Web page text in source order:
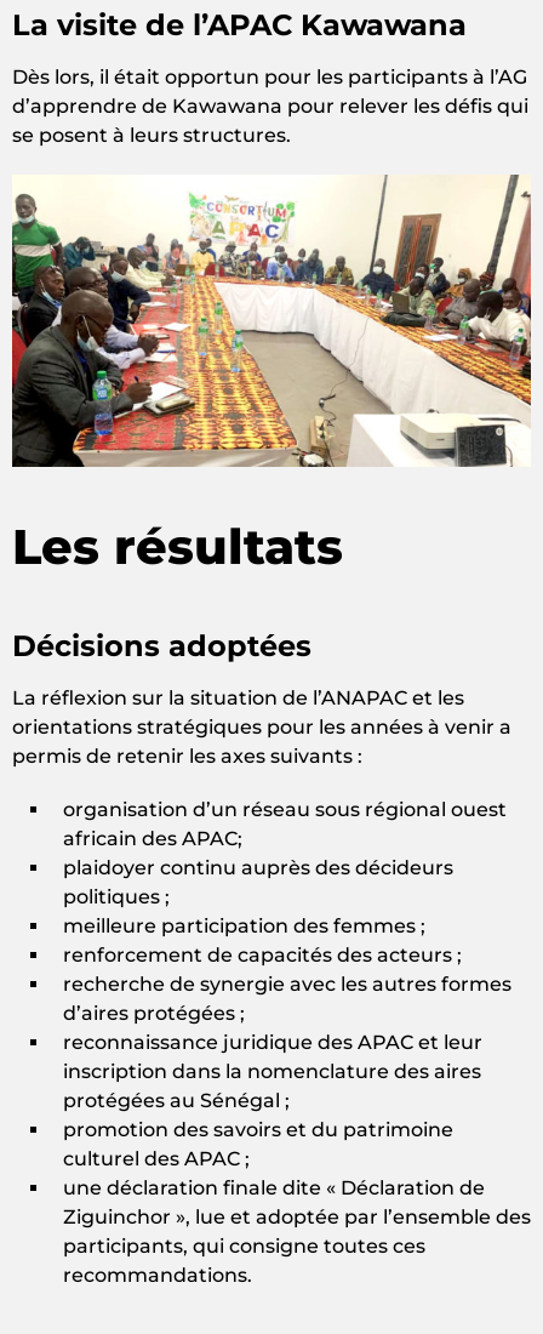
La visite de l’APAC Kawawana
Dès lors, il était opportun pour les participants à l’AG
d’apprendre de Kawawana pour relever les défis qui
se posent à leurs structures.
Les résultats
Décisions adoptées
La réflexion sur la situation de l’ANAPAC et les
orientations stratégiques pour les années à venir a
permis de retenir les axes suivants :
organisation d’un réseau sous régional ouest
africain des APAC;
plaidoyer continu auprès des décideurs
politiques ;
meilleure participation des femmes ;
renforcement de capacités des acteurs ;
recherche de synergie avec les autres formes
d’aires protégées ;
reconnaissance juridique des APAC et leur
inscription dans la nomenclature des aires
protégées au Sénégal ;
promotion des savoirs et du patrimoine
culturel des APAC ;
une déclaration finale dite « Déclaration de
Ziguinchor », lue et adoptée par l’ensemble des
participants, qui consigne toutes ces
recommandations.